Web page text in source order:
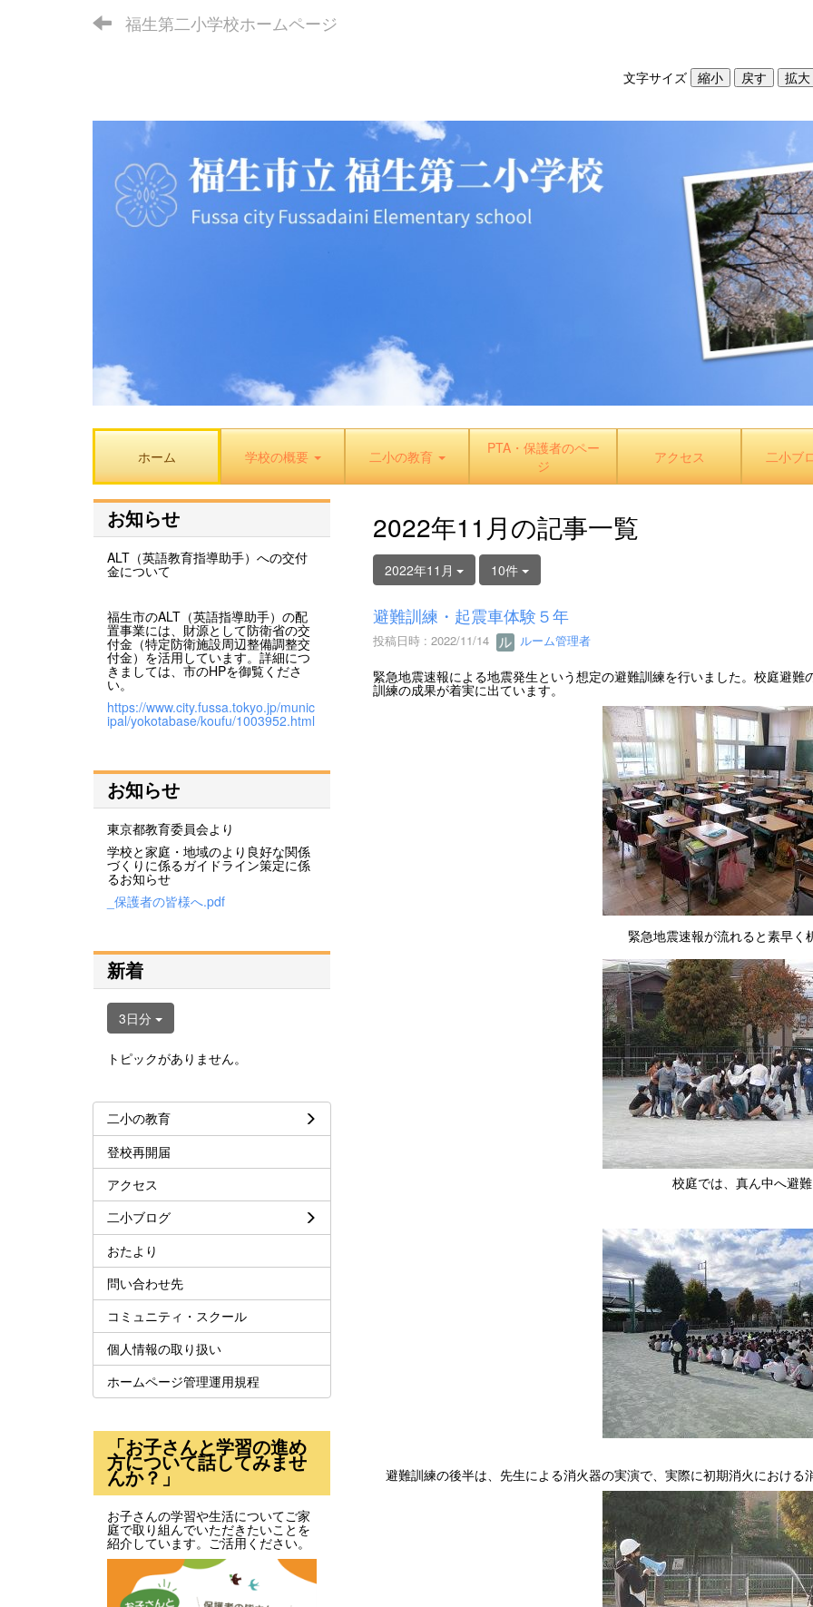
福生第二小学校ホームページ
文字サイズ
ホーム 学校の概要 二小の教育
PTA・保護者のペー
ジ
アクセス 二小ブ
2022年11月の記事一覧
2022年11月 10件
避難訓練・起震車体験５年
投稿日時 : 2022/11/14 ルーム管理者
緊急地震速報による地震発生という想定の避難訓練を行いました。校庭避
訓練の成果が着実に出ています。
緊急地震速報が流れると素早く
校庭では、真ん中へ避難
避難訓練の後半は、先生による消火器の実演で、実際に初期消火における
お知らせ
ALT（英語教育指導助手）への交付
金について
福生市のALT（英語指導助手）の配
置事業には、財源として防衛省の交
付金（特定防衛施設周辺整備調整交
付金）を活用しています。詳細につ
きましては、市のHPを御覧くださ
い。
https://www.city.fussa.tokyo.jp/munic
ipal/yokotabase/koufu/1003952.html
お知らせ
東京都教育委員会より
学校と家庭・地域のより良好な関係
づくりに係るガイドライン策定に係
るお知らせ
_保護者の皆様へ.pdf
新着
3日分
トピックがありません。
二小の教育
登校再開届
アクセス
二小ブログ
おたより
問い合わせ先
コミュニティ・スクール
個人情報の取り扱い
ホームページ管理運用規程
「お子さんと学習の進め
方について話してみませ
んか？」
お子さんの学習や生活についてご家
庭で取り組んでいただきたいことを
紹介しています。ご活用ください。